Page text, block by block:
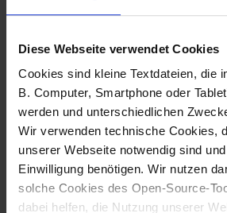
Diese Webseite verwendet Cookies
Cookies sind kleine Textdateien, die
B. Computer, Smartphone oder
werden und unterschiedlichen
Wir verwenden technische Cookies,
unserer Webseite notwendig sind
Einwilligung benötigen. Wir nutzen
solche Cookies des Open-Source-
dabei helfen, die Nutzung unserer
Fotografo: Lorenz
Sternbach
Download